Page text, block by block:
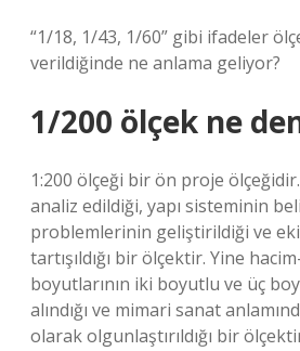
“1/18, 1/43, 1/60” gibi ifadeler
verildiğinde ne anlama geliyor?
1/200 ölçek ne
1:200 ölçeği bir ön proje
analiz edildiği, yapı sisteminin
problemlerinin geliştirildiği ve
tartışıldığı bir ölçektir. Yine
boyutlarının iki boyutlu ve üç
alındığı ve mimari sanat
olarak olgunlaştırıldığı bir